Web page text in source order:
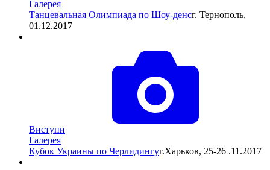
Галерея
Танцевальная Олимпиада по Шоу-денсг. Тернополь,
01.12.2017
Виступи
Галерея
Кубок Украины по Черлидингуг.Харьков, 25-26 .11.2017